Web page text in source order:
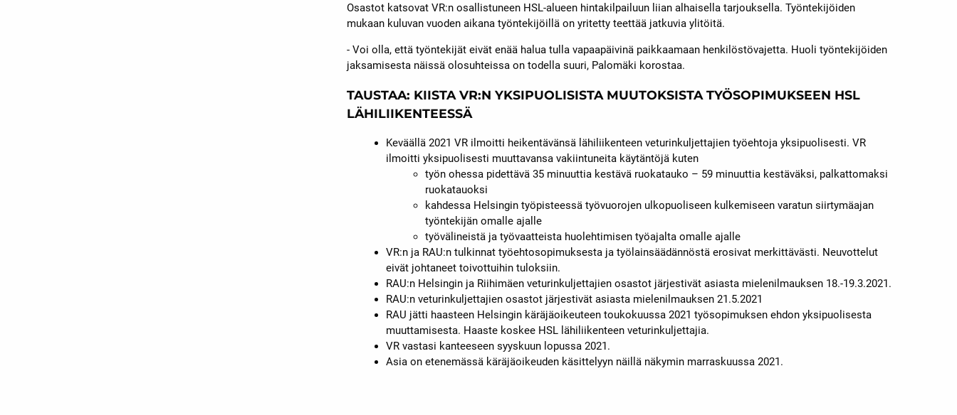
Osastot katsovat VR:n osallistuneen HSL-alueen hintakilpailuun liian alhaisella tarjouksella. Työntekijöiden
mukaan kuluvan vuoden aikana työntekijöillä on yritetty teettää jatkuvia ylitöitä.
- Voi olla, että työntekijät eivät enää halua tulla vapaapäivinä paikkaamaan henkilöstövajetta. Huoli työntekijöiden
jaksamisesta näissä olosuhteissa on todella suuri, Palomäki korostaa.
TAUSTAA: KIISTA VR:N YKSIPUOLISISTA MUUTOKSISTA TYÖSOPIMUKSEEN HSL
LÄHILIIKENTEESSÄ
Keväällä 2021 VR ilmoitti heikentävänsä lähiliikenteen veturinkuljettajien työehtoja yksipuolisesti. VR
ilmoitti yksipuolisesti muuttavansa vakiintuneita käytäntöjä kuten
työn ohessa pidettävä 35 minuuttia kestävä ruokatauko – 59 minuuttia kestäväksi, palkattomaksi
ruokatauoksi
kahdessa Helsingin työpisteessä työvuorojen ulkopuoliseen kulkemiseen varatun siirtymäajan
työntekijän omalle ajalle
työvälineistä ja työvaatteista huolehtimisen työajalta omalle ajalle
VR:n ja RAU:n tulkinnat työehtosopimuksesta ja työlainsäädännöstä erosivat merkittävästi. Neuvottelut
eivät johtaneet toivottuihin tuloksiin.
RAU:n Helsingin ja Riihimäen veturinkuljettajien osastot järjestivät asiasta mielenilmauksen 18.-19.3.2021.
RAU:n veturinkuljettajien osastot järjestivät asiasta mielenilmauksen 21.5.2021
RAU jätti haasteen Helsingin käräjäoikeuteen toukokuussa 2021 työsopimuksen ehdon yksipuolisesta
muuttamisesta. Haaste koskee HSL lähiliikenteen veturinkuljettajia.
VR vastasi kanteeseen syyskuun lopussa 2021.
Asia on etenemässä käräjäoikeuden käsittelyyn näillä näkymin marraskuussa 2021.